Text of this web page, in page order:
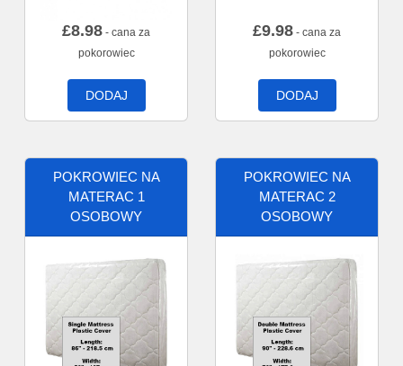
£8.98 - cana za
pokorowiec
DODAJ
£9.98 - cana za
pokorowiec
DODAJ
POKROWIEC NA
MATERAC 1
OSOBOWY
POKROWIEC NA
MATERAC 2
OSOBOWY